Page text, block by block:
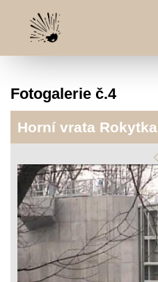
Fotogalerie č.4
Horní vrata Rokytka